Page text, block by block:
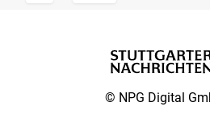
© NPG Digital